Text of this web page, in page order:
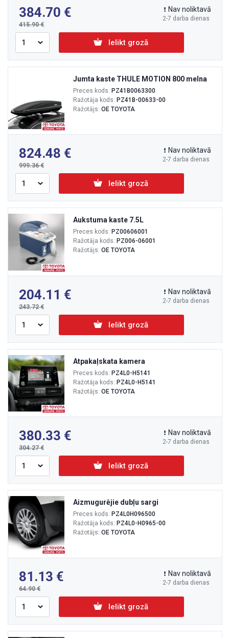
384.70
415.90
2-7 darba dienas
Nav noliktavā
Ielikt grozā
Jumta kaste THULE MOTION 800 melna
Preces kods: PZ41B0063300
Ražotāja kods: PZ41B-00633-00
Ražotājs: OE TOYOTA
824.48
999.36
2-7 darba dienas
Nav noliktavā
Ielikt grozā
Aukstuma kaste 7.5L
Preces kods: PZ00606001
Ražotāja kods: PZ006-06001
Ražotājs: OE TOYOTA
204.11
243.72
2-7 darba dienas
Nav noliktavā
Ielikt grozā
Atpakaļskata kamera
Preces kods: PZ4L0-H5141
Ražotāja kods: PZ4L0-H5141
Ražotājs: OE TOYOTA
380.33
304.27
2-7 darba dienas
Nav noliktavā
Ielikt grozā
Aizmugurējie dubļu sargi
Preces kods: PZ4L0H096500
Ražotāja kods: PZ4L0-H0965-00
Ražotājs: OE TOYOTA
81.13
64.90
2-7 darba dienas
Nav noliktavā
Ielikt grozā